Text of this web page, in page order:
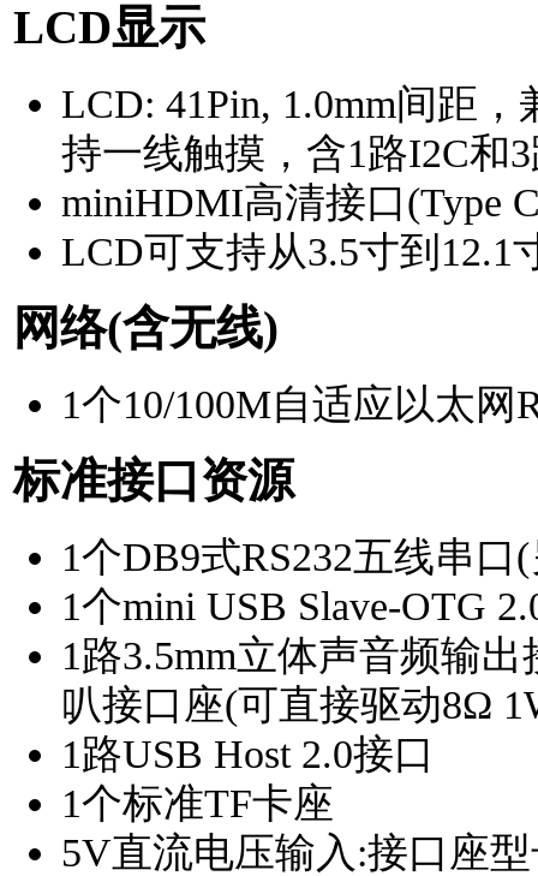
LCD显示
LCD: 41Pin, 1.0mm间距
持一线触摸，含1路I2C和
miniHDMI高清接口(Type
LCD可支持从3.5寸到12.1
网络(含无线)
1个10/100M自适应以太网
标准接口资源
1个DB9式RS232五线串
1个mini USB Slave-OTG
1路3.5mm立体声音频输
叭接口座(可直接驱动8Ω
1路USB Host 2.0接口
1个标准TF卡座
5V直流电压输入:接口座